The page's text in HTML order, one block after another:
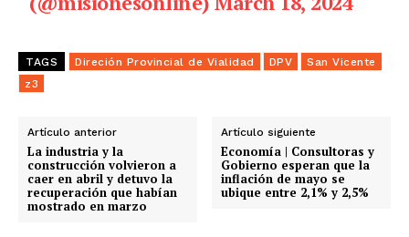
TAGS Direción Provincial de Vialidad DPV
San Vicente
z3
Artículo anterior
La industria y la
construcción volvieron a
caer en abril y detuvo la
recuperación que habían
mostrado en marzo
Artículo siguiente
Economía | Consultoras y
Gobierno esperan que la
inflación de mayo se
ubique entre 2,1% y 2,5%